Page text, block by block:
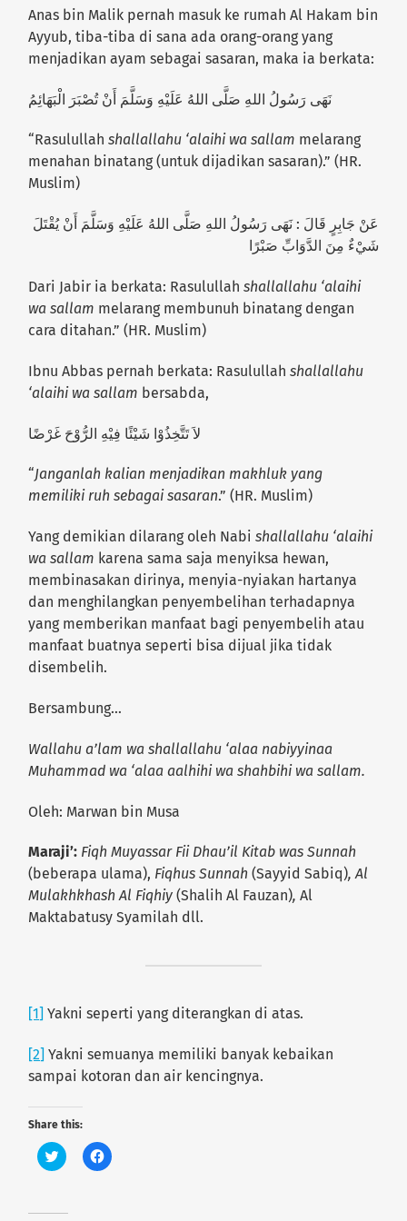
Anas bin Malik pernah masuk ke rumah Al Hakam bin
Ayyub, tiba-tiba di sana ada orang-orang yang
menjadikan ayam sebagai sasaran, maka ia berkata:
نَهَى رَسُولُ اللهِ صَلَّى اللهُ عَلَيْهِ وَسَلَّمَ أَنْ تُصْبَرَ الْبَهَائِمُ
“Rasulullahshallallahu ‘alaihi wa sallam melarang
menahan binatang (untuk dijadikan sasaran).” (HR.
Muslim)
عَنْ جَابِرٍ قَالَ : نَهَى رَسُولُ اللهِ صَلَّى اللهُ عَلَيْهِ وَسَلَّمَ أَنْ يُقْتَلَ
شَيْءٌ مِنَ الدَّوَابِّ صَبْرًا
Dari Jabir ia berkata: Rasulullahshallallahu ‘alaihi
wa sallam melarang membunuh binatang dengan
cara ditahan.” (HR. Muslim)
Ibnu Abbas pernah berkata: Rasulullahshallallahu
‘alaihi wa sallam bersabda,
لاَ تَتَّخِذُوْا شَيْئًا فِيْهِ الرُّوْحَ غَرْضًا
“Janganlah kalian menjadikan makhluk yang
memiliki ruh sebagai sasaran.” (HR. Muslim)
Yang demikian dilarang oleh Nabishallallahu ‘alaihi
wa sallam karena sama saja menyiksa hewan,
membinasakan dirinya, menyia-nyiakan hartanya
dan menghilangkan penyembelihan terhadapnya
yang memberikan manfaat bagi penyembelih atau
manfaat buatnya seperti bisa dijual jika tidak
disembelih.
Bersambung…
Wallahu a’lam wa shallallahu ‘alaa nabiyyinaa
Muhammad wa ‘alaa aalhihi wa shahbihi wa sallam.
Oleh: Marwan bin Musa
Maraji’: Fiqh Muyassar Fii Dhau’il Kitab was Sunnah
(beberapa ulama), Fiqhus Sunnah(Sayyid Sabiq), Al
Mulakhkhash Al Fiqhiy(Shalih Al Fauzan),Al
Maktabatusy Syamilah dll.
[1] Yakni seperti yang diterangkan di atas.
[2] Yakni semuanya memiliki banyak kebaikan
sampai kotoran dan air kencingnya.
Share this:
C
l
t
C
l